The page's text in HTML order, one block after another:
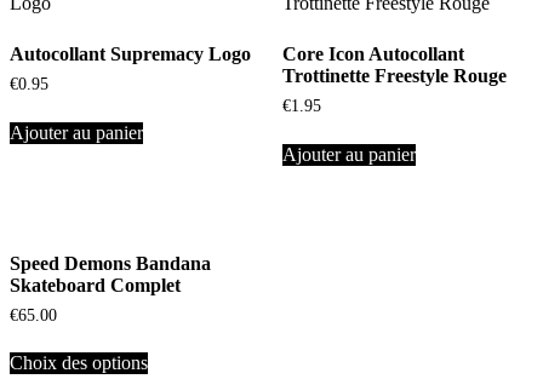
Autocollant Supremacy Logo
€0.95
Ajouter au panier
Core Icon Autocollant
Trottinette Freestyle Rouge
€1.95
Ajouter au panier
Speed Demons Bandana
Skateboard Complet
€65.00
Choix des options